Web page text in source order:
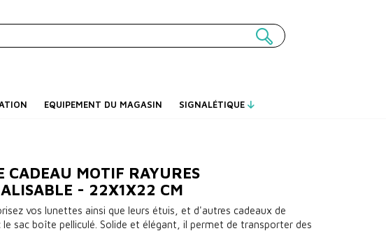
EQUIPEMENT DU MAGASIN SIGNALÉTIQUE
CADEAU MOTIF RAYURES
- 22X1X22 CM
vos lunettes ainsi que leurs étuis, et d'autres cadeaux de
le sac boîte pelliculé. Solide et élégant, il permet de transporter des